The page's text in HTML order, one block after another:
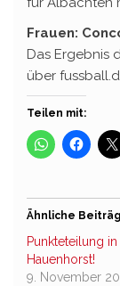
Frauen:
Das Ergebnis
über
Teilen mit:
Ähnliche
Punkteteilung in
Hauenhorst!
9. November